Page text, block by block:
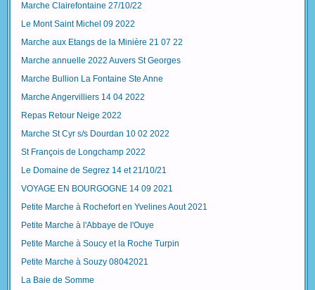
Marche Clairefontaine 27/10/22
Le Mont Saint Michel 09 2022
Marche aux Etangs de la Minière 21 07 22
Marche annuelle 2022 Auvers St Georges
Marche Bullion La Fontaine Ste Anne
Marche Angervilliers 14 04 2022
Repas Retour Neige 2022
Marche St Cyr s/s Dourdan 10 02 2022
St François de Longchamp 2022
Le Domaine de Segrez 14 et 21/10/21
VOYAGE EN BOURGOGNE 14 09 2021
Petite Marche à Rochefort en Yvelines Aout 2021
Petite Marche à l'Abbaye de l'Ouye
Petite Marche à Soucy et la Roche Turpin
Petite Marche à Souzy 08042021
La Baie de Somme